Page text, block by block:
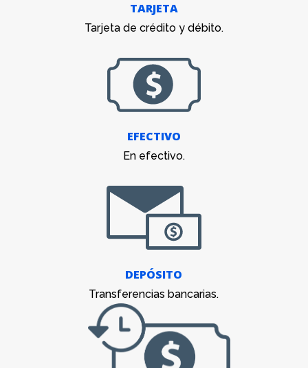
TARJETA
Tarjeta de crédito y débito.
EFECTIVO
En efectivo.
DEPÓSITO
Transferencias bancarias.